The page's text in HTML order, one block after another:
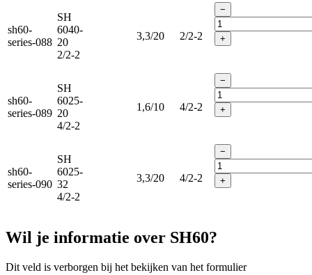
sh60-
series-088
SH
6040-
20
2/2-2
3,3/20 2/2-2
−
+
sh60-
series-089
SH
6025-
20
4/2-2
1,6/10 4/2-2
−
+
sh60-
series-090
SH
6025-
32
4/2-2
3,3/20 4/2-2
−
+
Wil je informatie over SH60?
Dit veld is verborgen bij het bekijken van het formulier